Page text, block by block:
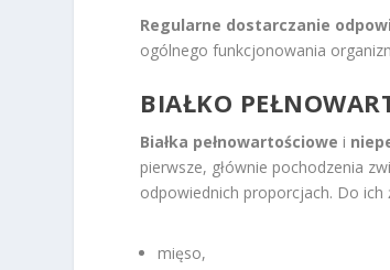
Regularne dostarczanie
ogólnego funkcjonowania
BIAŁKO
Białka pełnowartościowe i
pierwsze, głównie pochodzenia
odpowiednich proporcjach. Do ich
mięso,